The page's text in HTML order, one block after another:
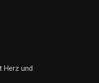
Herz und